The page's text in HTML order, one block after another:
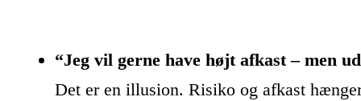
“Jeg vil gerne have højt afkast – men
Det er en illusion. Risiko og afkast